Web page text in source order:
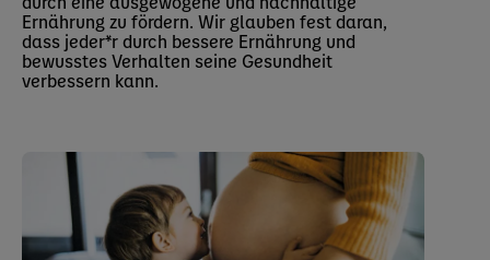
Ernährung zu fördern. Wir glauben fest daran,
dass jeder*r durch bessere Ernährung und
bewusstes Verhalten seine Gesundheit
verbessern kann.